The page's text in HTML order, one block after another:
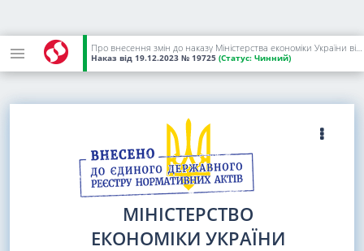
Про внесення змін до наказу Міністерства економіки України від 27 листопада 2023 року N 17953
Наказ від 19.12.2023 № 19725 (Статус: Чинний)
МІНІСТЕРСТВО
ЕКОНОМІКИ УКРАЇНИ